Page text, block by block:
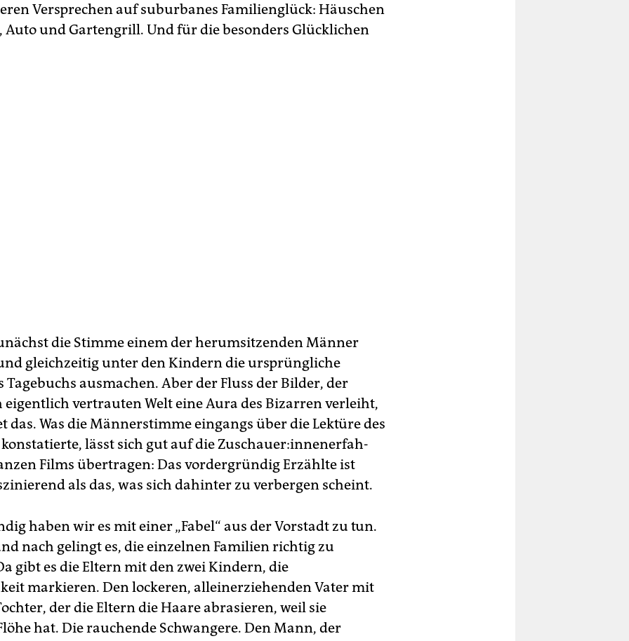
Versprechen auf suburbanes Familienglück: Häuschen
Auto und Gartengrill. Und für die besonders Glücklichen
die Stimme einem der herumsitzenden Männer
gleichzeitig unter den Kindern die ursprüngliche
Tagebuchs ausmachen. Aber der Fluss der Bilder, der
eigentlich vertrauten Welt eine Aura des Bizarren verleiht,
das. Was die Männerstimme eingangs über die Lektüre des
konstatierte, lässt sich gut auf die Zu­schaue­r:in­nen­er­fah­
Films übertragen: Das vordergründig Erzählte ist
als das, was sich dahinter zu verbergen scheint.
haben wir es mit einer „Fabel“ aus der Vorstadt zu tun.
nach gelingt es, die einzelnen Familien richtig zu
gibt es die Eltern mit den zwei Kindern, die
markieren. Den lockeren, alleinerziehenden Vater mit
der die Eltern die Haare abrasieren, weil sie
hat. Die rauchende Schwangere. Den Mann, der